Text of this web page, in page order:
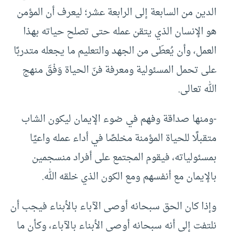
الدين من السابعة إلى الرابعة عشر؛ ليعرف أن المؤمن
هو الإنسان الذي يتقن عمله حتى تصلح حياته بهذا
العمل، وأن يُعطَى من الجهد والتعليم ما يجعله متدربًا
على تحمل المسئولية ومعرفة فنّ الحياة وَفْقَ منهج
الله تعالى.
-ومنها صداقة وفهم في ضوء الإيمان ليكون الشاب
متقبلًا للحياة المؤمنة مخلصًا في أداء عمله واعيًا
بمسئولياته، فيقوم المجتمع على أفراد منسجمين
بالإيمان مع أنفسهم ومع الكون الذي خلقه الله.
وإذا كان الحق سبحانه أوصى الآباء بالأبناء فيجب أن
نلتفت إلى أنه سبحانه أوصى الأبناء بالآباء، وكأن ما